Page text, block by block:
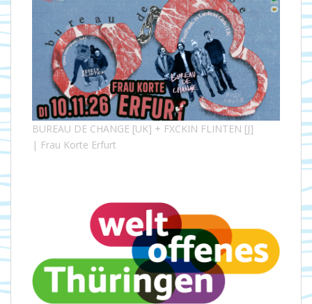
BUREAU DE CHANGE [UK] + FXCKIN FLINTEN [J]
| Frau Korte Erfurt